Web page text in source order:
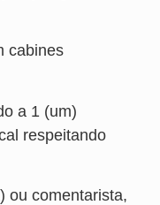
cabines
a 1 (um)
respeitando
ou comentarista,